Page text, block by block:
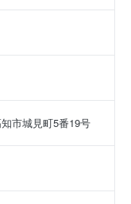
市城見町5番19号